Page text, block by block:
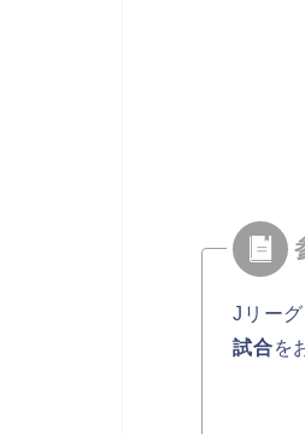
Jリー
試合を